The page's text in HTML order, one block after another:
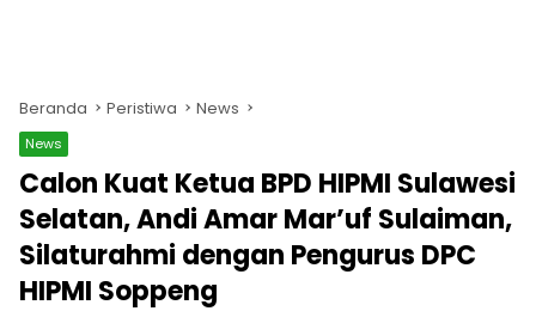
Beranda Peristiwa News
News
Calon Kuat Ketua BPD HIPMI Sulawesi
Selatan, Andi Amar Mar’uf Sulaiman,
Silaturahmi dengan Pengurus DPC
HIPMI Soppeng